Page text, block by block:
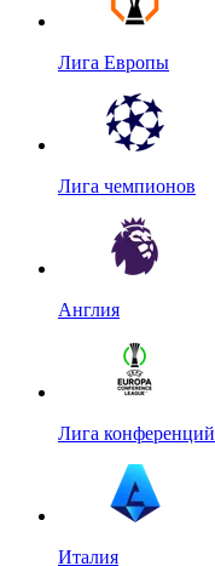
Лига Европы
Лига чемпионов
Англия
Лига конференций
Италия